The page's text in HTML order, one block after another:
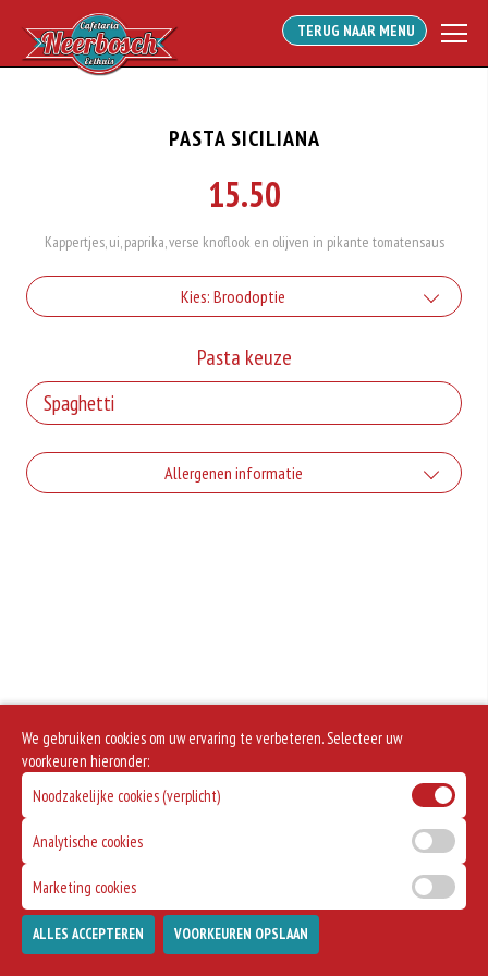
TERUG NAAR MENU
PASTA SICILIANA
15.50
Kappertjes, ui, paprika, verse knoflook en olijven in pikante tomatensaus
Kies: Broodoptie
Extra broodje
Extra Pita
+€1.00
Turks Brood
Pasta keuze
Allergenen informatie
We gebruiken cookies om uw ervaring te verbeteren. Selecteer uw
voorkeuren hieronder:
Noodzakelijke cookies (verplicht)
Analytische cookies
Marketing cookies
ALLES ACCEPTEREN VOORKEUREN OPSLAAN